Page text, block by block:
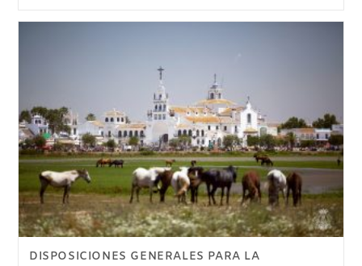
DISPOSICIONES GENERALES PARA LA